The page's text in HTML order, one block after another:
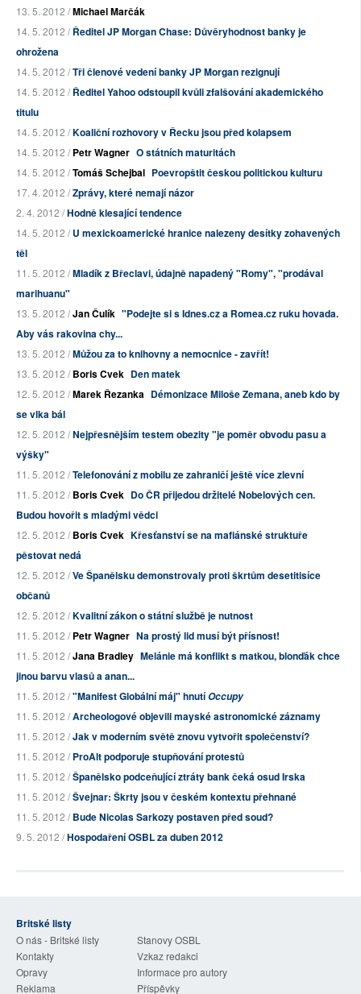
13. 5. 2012 /Michael Marčák
14. 5. 2012 /Ředitel JP Morgan Chase: Důvěryhodnost banky je
ohrožena
14. 5. 2012 /Tři členové vedení banky JP Morgan rezignují
14. 5. 2012 /Ředitel Yahoo odstoupil kvůli zfalšování akademického
titulu
14. 5. 2012 /Koaliční rozhovory v Řecku jsou před kolapsem
14. 5. 2012 /Petr Wagner O státních maturitách
14. 5. 2012 /Tomáš Schejbal Poevropštit českou politickou kulturu
17. 4. 2012 /Zprávy, které nemají názor
2. 4. 2012 /Hodně klesající tendence
14. 5. 2012 /U mexickoamerické hranice nalezeny desítky zohavených
těl
11. 5. 2012 /Mladík z Břeclavi, údajně napadený "Romy", "prodával
marihuanu"
13. 5. 2012 /Jan Čulík "Podejte si s Idnes.cz a Romea.cz ruku hovada.
Aby vás rakovina chy...
13. 5. 2012 /Můžou za to knihovny a nemocnice - zavřít!
13. 5. 2012 /Boris Cvek Den matek
12. 5. 2012 /Marek Řezanka Démonizace Miloše Zemana, aneb kdo by
se vlka bál
12. 5. 2012 /Nejpřesnějším testem obezity "je poměr obvodu pasu a
výšky"
11. 5. 2012 /Telefonování z mobilu ze zahraničí ještě více zlevní
11. 5. 2012 /Boris Cvek Do ČR přijedou držitelé Nobelových cen.
Budou hovořit s mladými vědci
12. 5. 2012 /Boris Cvek Křesťanství se na mafiánské struktuře
pěstovat nedá
12. 5. 2012 /Ve Španělsku demonstrovaly proti škrtům desetitisíce
občanů
12. 5. 2012 /Kvalitní zákon o státní službě je nutnost
11. 5. 2012 /Petr Wagner Na prostý lid musí být přísnost!
11. 5. 2012 /Jana Bradley Melánie má konflikt s matkou, blonďák chce
jinou barvu vlasů a anan...
11. 5. 2012 /"Manifest Globální máj" hnutíOccupy
11. 5. 2012 /Archeologové objevili mayské astronomické záznamy
11. 5. 2012 /Jak v moderním světě znovu vytvořit společenství?
11. 5. 2012 /ProAlt podporuje stupňování protestů
11. 5. 2012 /Španělsko podceňující ztráty bank čeká osud Irska
11. 5. 2012 /Švejnar: Škrty jsou v českém kontextu přehnané
11. 5. 2012 /Bude Nicolas Sarkozy postaven před soud?
9. 5. 2012 /Hospodaření OSBL za duben 2012
Britské listy
O nás - Britské listy
Stanovy OSBL
Kontakty
Vzkaz redakci
Opravy
Informace pro autory
Reklama
Příspěvky